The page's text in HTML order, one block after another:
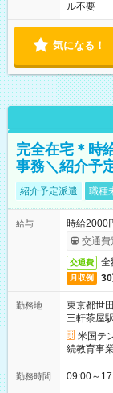
ル不要
気になる！
完全在宅＊時
事務＼紹介予
紹介予定派遣 職種
給与
時給2000
交通費
交通費 全
月収例
勤務地
東京都世
三軒茶屋
米国テ
続教育事
勤務時間 09:00～